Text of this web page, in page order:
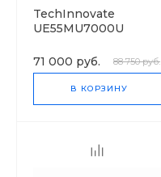
TechInnovate
UE55MU7000U
71 000 руб.
88 750 руб.
В КОРЗИНУ